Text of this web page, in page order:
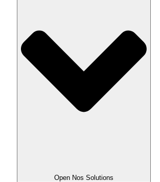
Open Nos Solutions